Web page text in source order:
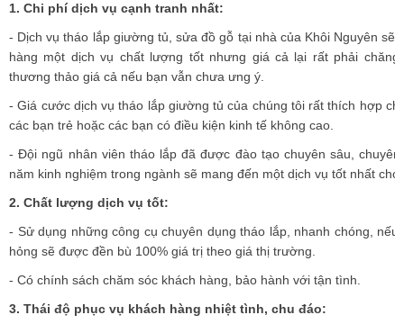
1. Chi phí dịch vụ cạnh tranh nhất:
- Dịch vụ tháo lắp giường tủ, sửa đồ gỗ tại nhà của Khôi Nguyên sẽ
hàng một dịch vụ chất lượng tốt nhưng giá cả lại rất phải
thương thảo giá cả nếu bạn vẫn chưa ưng ý.
- Giá cước dịch vụ tháo lắp giường tủ của chúng tôi rất thích hợp
các bạn trẻ hoặc các bạn có điều kiện kinh tế không cao.
- Đội ngũ nhân viên tháo lắp đã được đào tạo chuyên sâu,
năm kinh nghiệm trong ngành sẽ mang đến một dịch vụ tốt nhất cho
2. Chất lượng dịch vụ tốt:
- Sử dụng những công cụ chuyên dụng tháo lắp, nhanh chóng,
hỏng sẽ được đền bù 100% giá trị theo giá thị trường.
- Có chính sách chăm sóc khách hàng, bảo hành với tận tình.
3. Thái độ phục vụ khách hàng nhiệt tình, chu đáo: